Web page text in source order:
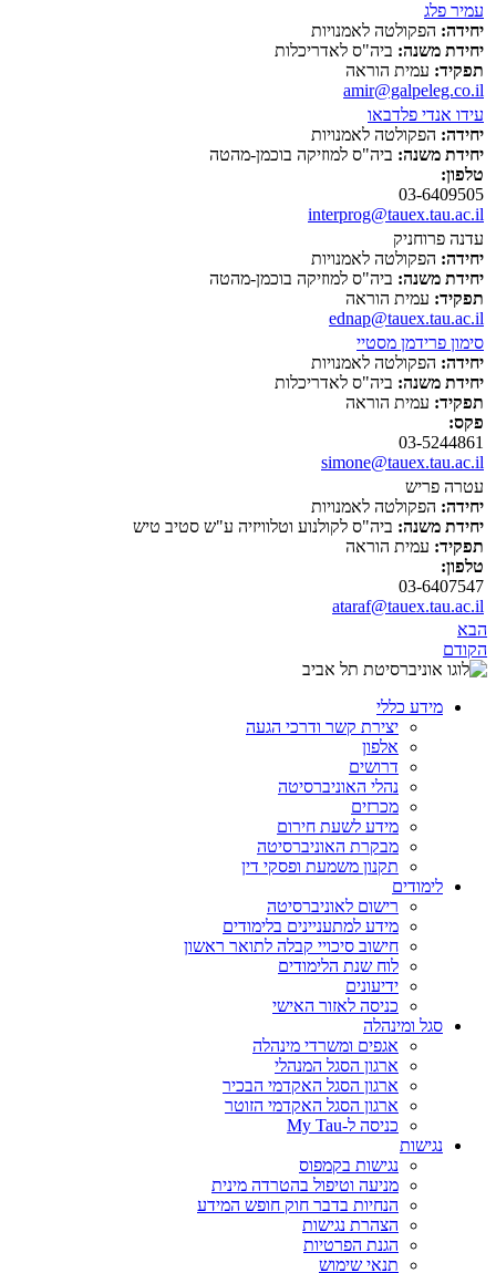
עמיר פלג
יחידה: הפקולטה לאמנויות
יחידת משנה: ביה"ס לאדריכלות
תפקיד: עמית הוראה
amir@galpeleg.co.il
עידו אנדי פלדבאו
יחידה: הפקולטה לאמנויות
יחידת משנה: ביה"ס למוזיקה בוכמן-מהטה
טלפון:
03-6409505
interprog@tauex.tau.ac.il
עדנה פרוחניק
יחידה: הפקולטה לאמנויות
יחידת משנה: ביה"ס למוזיקה בוכמן-מהטה
תפקיד: עמית הוראה
ednap@tauex.tau.ac.il
סימון פרידמן מסטיי
יחידה: הפקולטה לאמנויות
יחידת משנה: ביה"ס לאדריכלות
תפקיד: עמית הוראה
פקס:
03-5244861
simone@tauex.tau.ac.il
עטרה פריש
יחידה: הפקולטה לאמנויות
יחידת משנה: ביה"ס לקולנוע וטלוויזיה ע"ש סטיב טיש
תפקיד: עמית הוראה
טלפון:
03-6407547
ataraf@tauex.tau.ac.il
הבא
הקודם
מידע כללי
יצירת קשר ודרכי הגעה
אלפון
דרושים
נהלי האוניברסיטה
מכרזים
מידע לשעת חירום
מבקרת האוניברסיטה
תקנון משמעת ופסקי דין
לימודים
רישום לאוניברסיטה
מידע למתעניינים בלימודים
חישוב סיכויי קבלה לתואר ראשון
לוח שנת הלימודים
ידיעונים
כניסה לאזור האישי
סגל ומינהלה
אגפים ומשרדי מינהלה
ארגון הסגל המנהלי
ארגון הסגל האקדמי הבכיר
ארגון הסגל האקדמי הזוטר
כניסה ל-My Tau
נגישות
נגישות בקמפוס
מניעה וטיפול בהטרדה מינית
הנחיות בדבר חוק חופש המידע
הצהרת נגישות
הגנת הפרטיות
תנאי שימוש